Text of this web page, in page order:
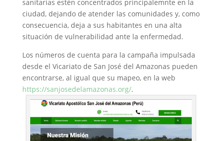
sanitarias estén concentrados principalemnte en la
ciudad, dejando de atender las comunidades y, como
consecuencia, deja a sus habitantes en una alta
situación de vulnerabilidad ante la enfermedad.
Los números de cuenta para la campaña impulsada
desde el Vicariato de San José del Amazonas pueden
encontrarse, al igual que su mapeo, en la web
https://sanjosedelamazonas.org/.